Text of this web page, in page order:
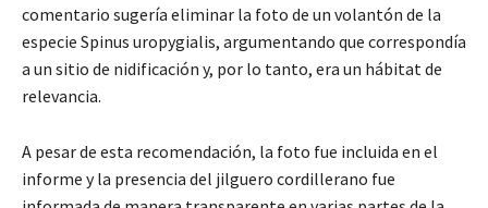
comentario sugería eliminar la foto de un volantón de la
especie Spinus uropygialis, argumentando que correspondía
a un sitio de nidificación y, por lo tanto, era un hábitat de
relevancia.
A pesar de esta recomendación, la foto fue incluida en el
informe y la presencia del jilguero cordillerano fue